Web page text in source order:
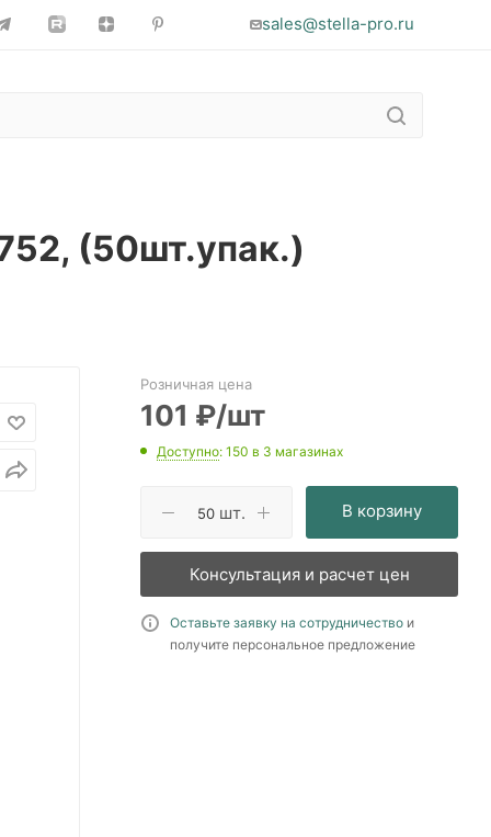
sales@stella-pro.ru
(50шт.упак.)
Розничная цена
101 ₽/шт
Доступно: 150 в 3 магазинах
шт. В корзину
Консультация и расчет цен
Оставьте заявку на сотрудничество и
получите персональное предложение